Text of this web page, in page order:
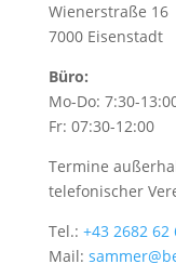
Wienerstraße 16
7000 Eisenstadt
Büro:
Mo-Do: 7:30-
Fr: 07:30-12:00
Termine
telefonischer
Tel.: +43 2682 62
Mail: